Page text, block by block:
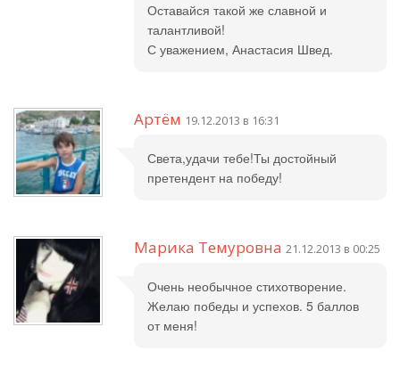
Оставайся такой же славной и
талантливой!
С уважением, Анастасия Швед.
Артём 19.12.2013 в 16:31
Света,удачи тебе!Ты достойный
претендент на победу!
Марика Темуровна 21.12.2013 в 00:25
Очень необычное стихотворение.
Желаю победы и успехов. 5 баллов
от меня!